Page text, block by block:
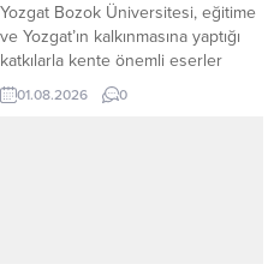
Yozgat Bozok Üniversitesi, eğitime
ve Yozgat’ın kalkınmasına yaptığı
katkılarla kente önemli eserler
kazandıran hayırsever iş insanı Bilal
Şahin için anlamlı bir vefa programı
01.08.2026 0